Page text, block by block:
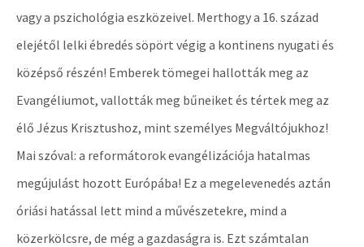
vagy a pszichológia eszközeivel. Merthogy a 16. század
elejétől lelki ébredés söpört végig a kontinens nyugati és
középső részén! Emberek tömegei hallották meg az
Evangéliumot, vallották meg bűneiket és tértek meg az
élő Jézus Krisztushoz, mint személyes Megváltójukhoz!
Mai szóval: a reformátorok evangélizációja hatalmas
megújulást hozott Európába! Ez a megelevenedés aztán
óriási hatással lett mind a művészetekre, mind a
közerkölcsre, de még a gazdaságra is. Ezt számtalan